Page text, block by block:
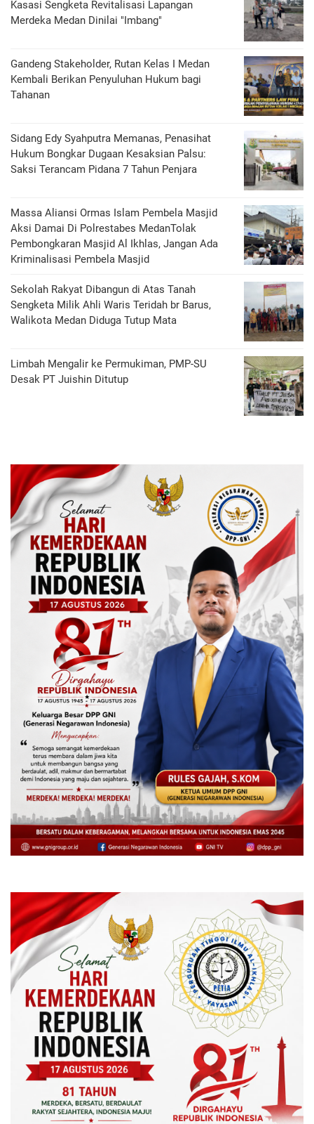
Kasasi Sengketa Revitalisasi Lapangan
Merdeka Medan Dinilai "Imbang"
Gandeng Stakeholder, Rutan Kelas I Medan
Kembali Berikan Penyuluhan Hukum bagi
Tahanan
Sidang Edy Syahputra Memanas, Penasihat
Hukum Bongkar Dugaan Kesaksian Palsu:
Saksi Terancam Pidana 7 Tahun Penjara
Massa Aliansi Ormas Islam Pembela Masjid
Aksi Damai Di Polrestabes MedanTolak
Pembongkaran Masjid Al Ikhlas, Jangan Ada
Kriminalisasi Pembela Masjid
Sekolah Rakyat Dibangun di Atas Tanah
Sengketa Milik Ahli Waris Teridah br Barus,
Walikota Medan Diduga Tutup Mata
Limbah Mengalir ke Permukiman, PMP-SU
Desak PT Juishin Ditutup